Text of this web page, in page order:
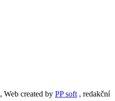
, Web created by PP soft , redakční